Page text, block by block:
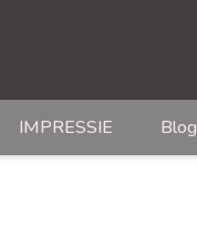
IMPRESSIE Blog